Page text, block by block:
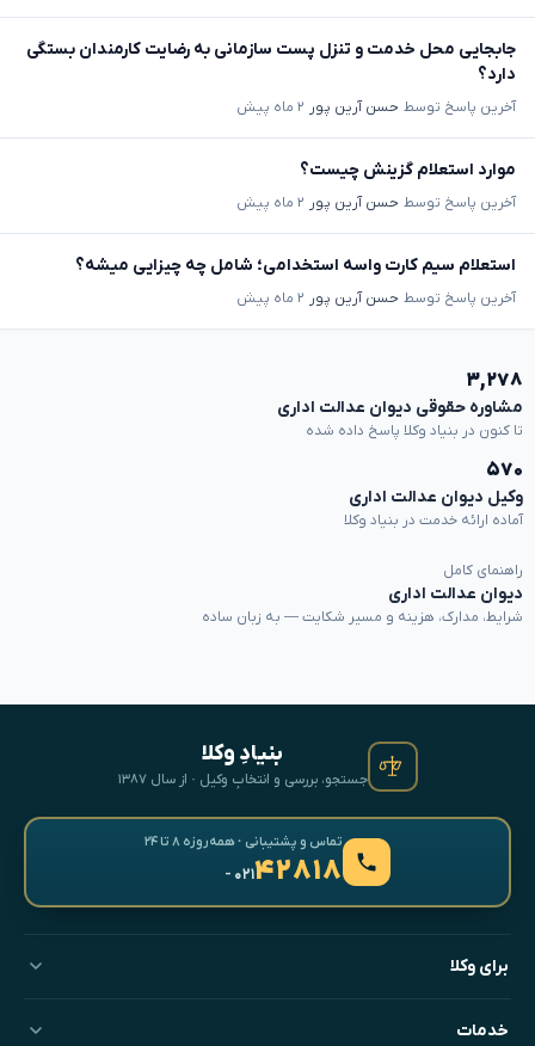
جابجایی محل خدمت و تنزل پست سازمانی به رضایت کارمندان بستگی
دارد؟
آخرین پاسخ توسط حسن آرین پور ۲ ماه پیش
موارد استعلام گزینش چیست؟
آخرین پاسخ توسط حسن آرین پور ۲ ماه پیش
استعلام سیم کارت واسه استخدامی؛ شامل چه چیزایی میشه؟
آخرین پاسخ توسط حسن آرین پور ۲ ماه پیش
۳,۲۷۸
مشاوره حقوقی دیوان عدالت اداری
تا کنون در بنیاد وکلا پاسخ داده شده
۵۷۰
وکیل دیوان عدالت اداری
آماده ارائه خدمت در بنیاد وکلا
راهنمای کامل
دیوان عدالت اداری
شرایط، مدارک، هزینه و مسیر شکایت — به زبان ساده
بنیادِ وکلا
جستجو، بررسی و انتخابِ وکیل · از سال ۱۳۸۷
تماس و پشتیبانی · همه‌روزه ۸ تا ۲۴
۴۲۸۱۸- ۰۲۱
برای وکلا
خدمات